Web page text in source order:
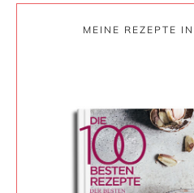
MEINE REZEPTE